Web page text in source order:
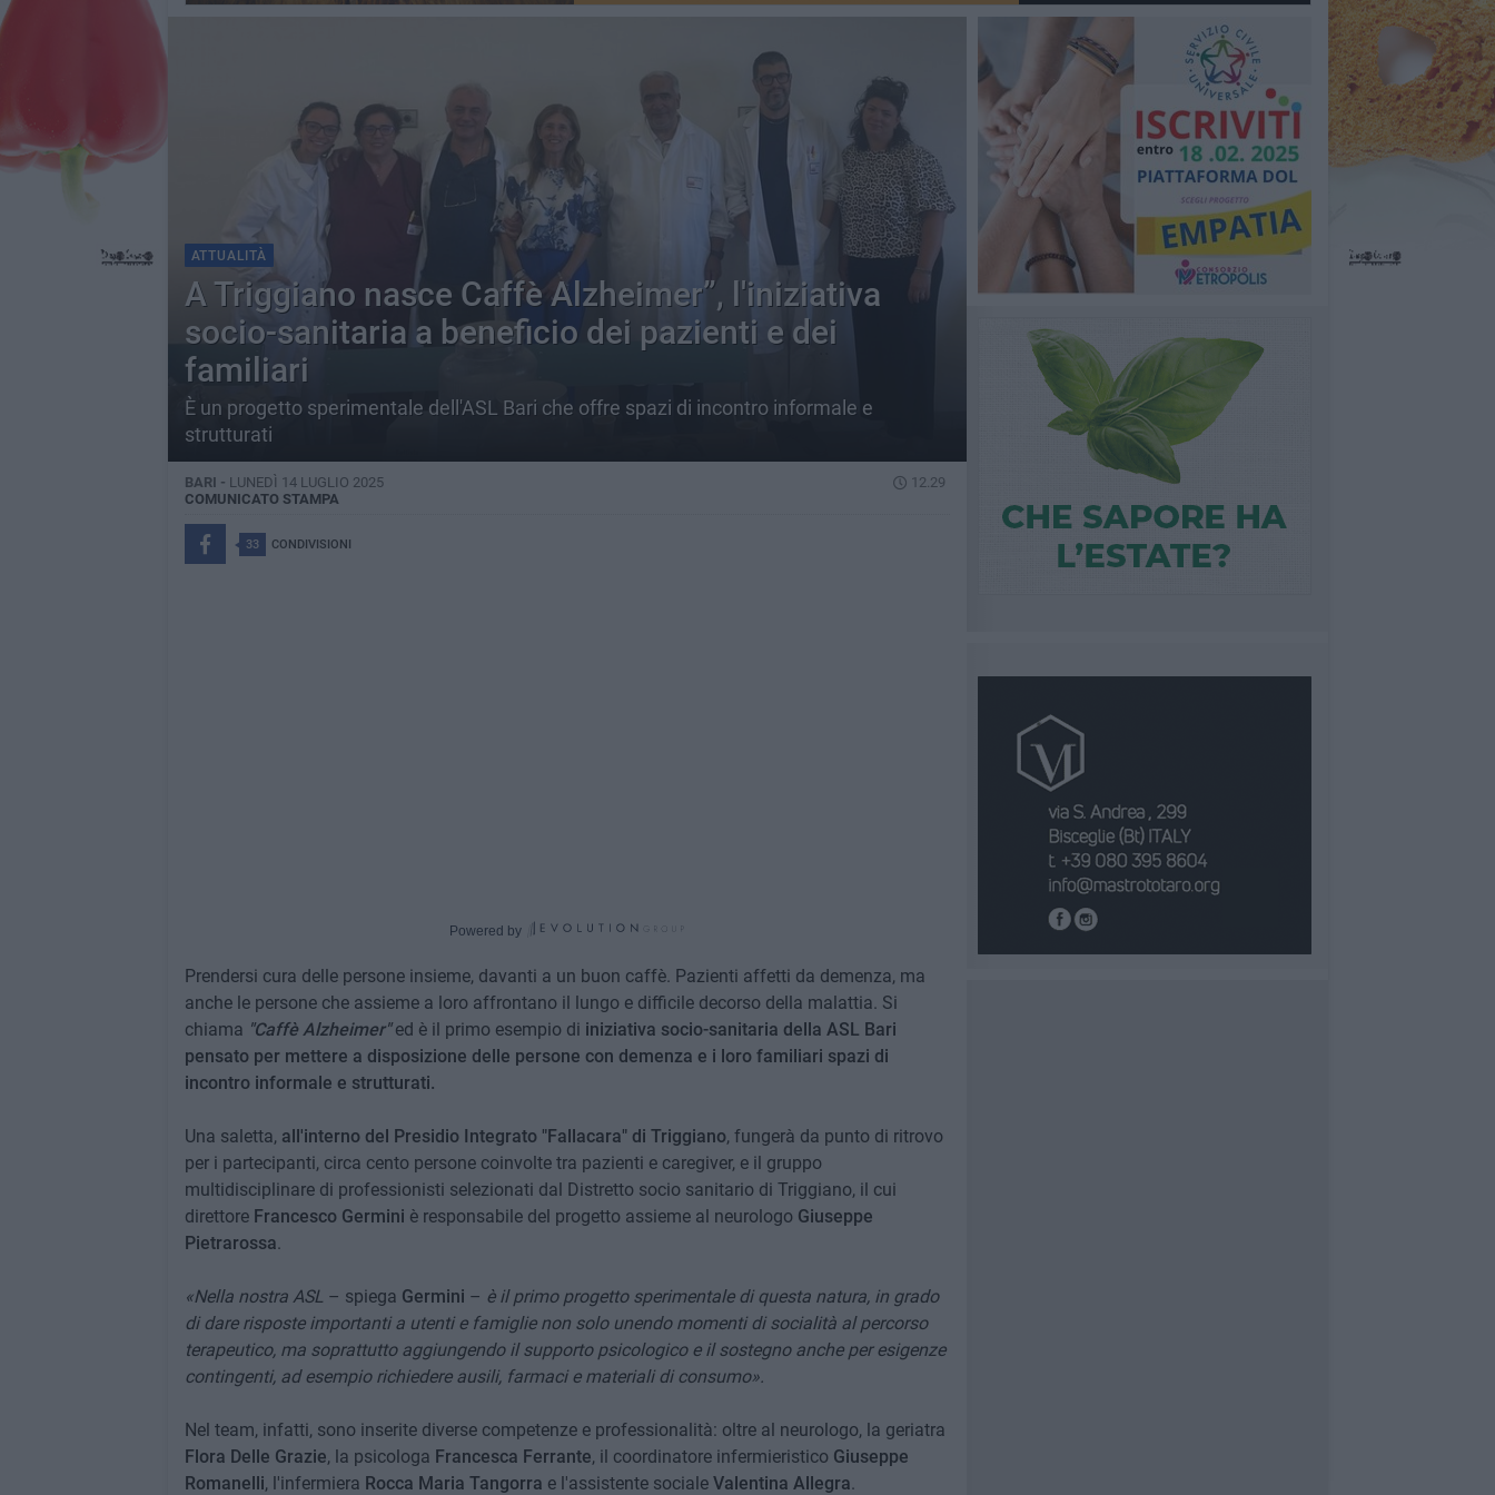
ATTUALITÀ
A Triggiano nasce Caffè Alzheimer”, l'iniziativa
socio-sanitaria a beneficio dei pazienti e dei
familiari
È un progetto sperimentale dell'ASL Bari che offre spazi di incontro informale e
strutturati
BARI - LUNEDÌ 14 LUGLIO 2025
12.29
COMUNICATO STAMPA
33 CONDIVISIONI
Powered by
Prendersi cura delle persone insieme, davanti a un buon caffè. Pazienti affetti da demenza, ma
anche le persone che assieme a loro affrontano il lungo e difficile decorso della malattia. Si
chiama "Caffè Alzheimer"ed è il primo esempio di iniziativa socio-sanitaria della ASL Bari
pensato per mettere a disposizione delle persone con demenza e i loro familiari spazi di
incontro informale e strutturati.
Una saletta, all'interno del Presidio Integrato "Fallacara" di Triggiano, fungerà da punto di ritrovo
per i partecipanti, circa cento persone coinvolte tra pazienti e caregiver, e il gruppo
multidisciplinare di professionisti selezionati dal Distretto socio sanitario di Triggiano, il cui
direttore Francesco Germini è responsabile del progetto assieme al neurologo Giuseppe
Pietrarossa.
«Nella nostra ASL – spiega Germini – è il primo progetto sperimentale di questa natura, in grado
di dare risposte importanti a utenti e famiglie non solo unendo momenti di socialità al percorso
terapeutico, ma soprattutto aggiungendo il supporto psicologico e il sostegno anche per esigenze
contingenti, ad esempio richiedere ausili, farmaci e materiali di consumo».
Nel team, infatti, sono inserite diverse competenze e professionalità: oltre al neurologo, la geriatra
Flora Delle Grazie, la psicologa Francesca Ferrante, il coordinatore infermieristico Giuseppe
Romanelli, l'infermiera Rocca Maria Tangorra e l'assistente sociale Valentina Allegra.